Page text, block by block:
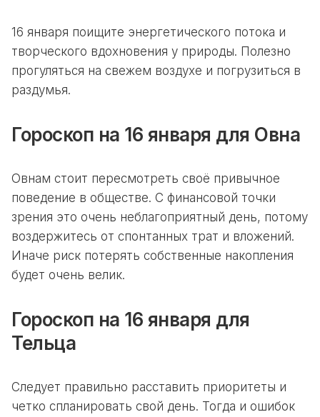
16 января поищите энергетического потока и
творческого вдохновения у природы. Полезно
прогуляться на свежем воздухе и погрузиться в
раздумья.
Гороскоп на 16 января для Овна
Овнам стоит пересмотреть своё привычное
поведение в обществе. С финансовой точки
зрения это очень неблагоприятный день, потому
воздержитесь от спонтанных трат и вложений.
Иначе риск потерять собственные накопления
будет очень велик.
Гороскоп на 16 января для
Тельца
Следует правильно расставить приоритеты и
четко спланировать свой день. Тогда и ошибок